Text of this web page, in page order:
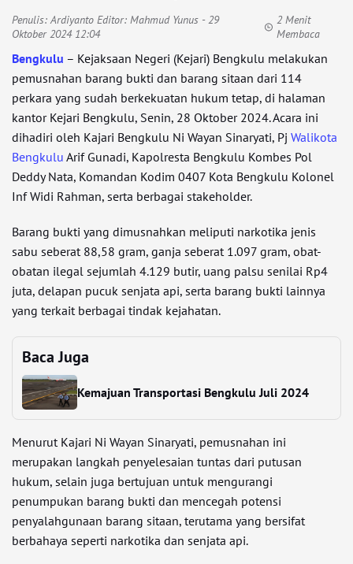
Penulis:Ardiyanto Editor: Mahmud Yunus - 29
Oktober 2024 12:04
2 Menit
Membaca
Bengkulu – Kejaksaan Negeri (Kejari) Bengkulu melakukan
pemusnahan barang bukti dan barang sitaan dari 114
perkara yang sudah berkekuatan hukum tetap, di halaman
kantor Kejari Bengkulu, Senin, 28 Oktober 2024. Acara ini
dihadiri oleh Kajari Bengkulu Ni Wayan Sinaryati, Pj Walikota
Bengkulu Arif Gunadi, Kapolresta Bengkulu Kombes Pol
Deddy Nata, Komandan Kodim 0407 Kota Bengkulu Kolonel
Inf Widi Rahman, serta berbagai stakeholder.
Barang bukti yang dimusnahkan meliputi narkotika jenis
sabu seberat 88,58 gram, ganja seberat 1.097 gram, obat-
obatan ilegal sejumlah 4.129 butir, uang palsu senilai Rp4
juta, delapan pucuk senjata api, serta barang bukti lainnya
yang terkait berbagai tindak kejahatan.
Baca Juga
Kemajuan Transportasi Bengkulu Juli 2024
Menurut Kajari Ni Wayan Sinaryati, pemusnahan ini
merupakan langkah penyelesaian tuntas dari putusan
hukum, selain juga bertujuan untuk mengurangi
penumpukan barang bukti dan mencegah potensi
penyalahgunaan barang sitaan, terutama yang bersifat
berbahaya seperti narkotika dan senjata api.